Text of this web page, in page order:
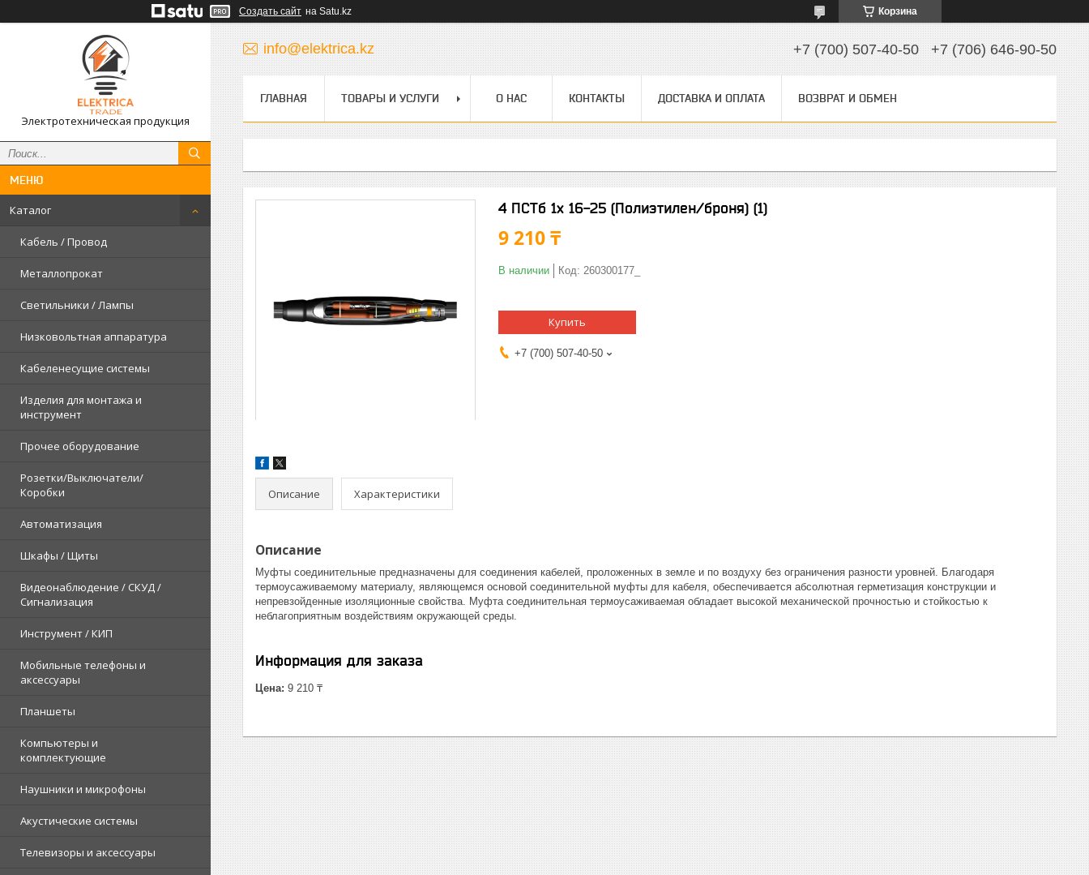
Создать сайт на Satu.kz Корзина
Электротехническая продукция
Каталог
Кабель / Провод
Металлопрокат
Светильники / Лампы
Низковольтная аппаратура
Кабеленесущие системы
Изделия для монтажа и
инструмент
Прочее оборудование
Розетки/Выключатели/
Коробки
Автоматизация
Шкафы / Щиты
Видеонаблюдение / СКУД /
Сигнализация
Инструмент / КИП
Мобильные телефоны и
аксессуары
Планшеты
Компьютеры и
комплектующие
Наушники и микрофоны
Акустические системы
Телевизоры и аксессуары
info@elektrica.kz +7 (700) 507-40-50 +7 (706) 646-90-50
ГЛАВНАЯ ТОВАРЫ И УСЛУГИ О НАС КОНТАКТЫ ДОСТАВКА И ОПЛАТА ВОЗВРАТ И ОБМЕН
4 ПСТб 1х 16-25 (Полиэтилен/броня) (1)
9 210 ₸
В наличии Код: 260300177_
Купить
+7 (700) 507-40-50
Описание Характеристики
Описание
Муфты соединительные предназначены для соединения кабелей, проложенных в земле и по воздуху без ограничения разности уровней. Благодаря
термоусаживаемому материалу, являющемся основой соединительной муфты для кабеля, обеспечивается абсолютная герметизация конструкции и
непревзойденные изоляционные свойства. Муфта соединительная термоусаживаемая обладает высокой механической прочностью и стойкостью к
неблагоприятным воздействиям окружающей среды.
Информация для заказа
Цена: 9 210 ₸